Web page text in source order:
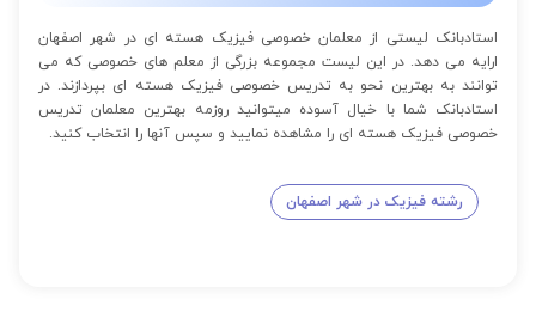
استادبانک لیستی از معلمان خصوصی فیزیک هسته ای در شهر اصفهان
ارایه می دهد. در این لیست مجموعه بزرگی از معلم های خصوصی که می
توانند به بهترین نحو به تدریس خصوصی فیزیک هسته ای بپردازند. در
استادبانک شما با خیال آسوده میتوانید روزمه بهترین معلمان تدریس
خصوصی فیزیک هسته ای را مشاهده نمایید و سپس آنها را انتخاب کنید.
رشته فیزیک در شهر اصفهان